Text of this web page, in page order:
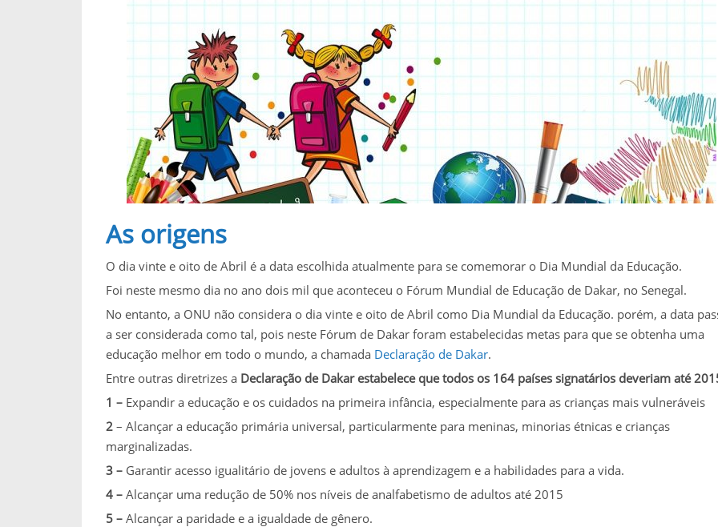
As origens
O dia vinte e oito de Abril é a data escolhida atualmente para se comemorar o Dia Mundial da Educação.
Foi neste mesmo dia no ano dois mil que aconteceu o Fórum Mundial de Educação de Dakar, no Senegal.
No entanto, a ONU não considera o dia vinte e oito de Abril como Dia Mundial da Educação. porém, a data
a ser considerada como tal, pois neste Fórum de Dakar foram estabelecidas metas para que se obtenha uma
educação melhor em todo o mundo, a chamada Declaração de Dakar.
Entre outras diretrizes a Declaração de Dakar estabelece que todos os 164 países signatários deveriam até
1 – Expandir a educação e os cuidados na primeira infância, especialmente para as crianças mais vulneráveis
2 – Alcançar a educação primária universal, particularmente para meninas, minorias étnicas e crianças
marginalizadas.
3 – Garantir acesso igualitário de jovens e adultos à aprendizagem e a habilidades para a vida.
4 – Alcançar uma redução de 50% nos níveis de analfabetismo de adultos até 2015
5 – Alcançar a paridade e a igualdade de gênero.